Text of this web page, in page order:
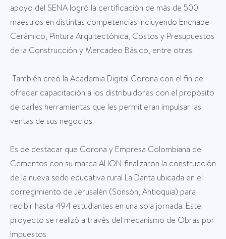
apoyo del SENA logró la certificación de más de 500
maestros en distintas competencias incluyendo Enchape
Cerámico, Pintura Arquitectónica, Costos y Presupuestos
de la Construcción y Mercadeo Básico, entre otras.
También creó la Academia Digital Corona con el fin de
ofrecer capacitación a los distribuidores con el propósito
de darles herramientas que les permitieran impulsar las
ventas de sus negocios.
Es de destacar que Corona y Empresa Colombiana de
Cementos con su marca ALION finalizaron la construcción
de la nueva sede educativa rural La Danta ubicada en el
corregimiento de Jerusalén (Sonsón, Antioquia) para
recibir hasta 494 estudiantes en una sola jornada. Este
proyecto se realizó a través del mecanismo de Obras por
Impuestos.